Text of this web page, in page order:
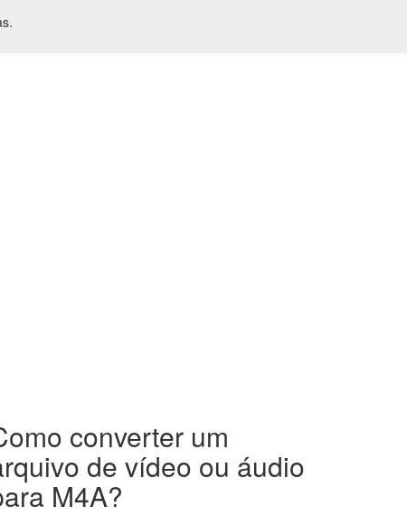
converter um
de vídeo ou áudio
M4A?